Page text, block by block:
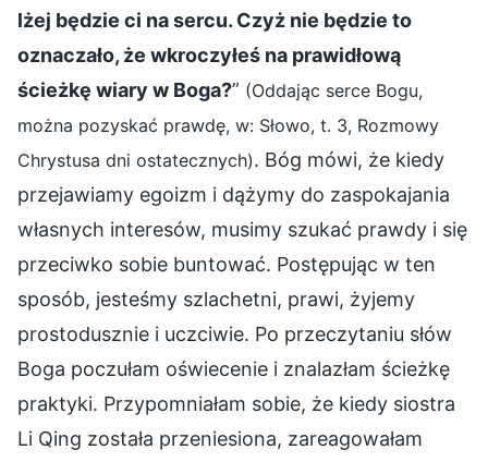
lżej będzie ci na sercu. Czyż nie będzie to
oznaczało, że wkroczyłeś na prawidłową
ścieżkę wiary w Boga?” (Oddając serce Bogu,
można pozyskać prawdę, w: Słowo, t. 3, Rozmowy
Chrystusa dni ostatecznych). Bóg mówi, że kiedy
przejawiamy egoizm i dążymy do zaspokajania
własnych interesów, musimy szukać prawdy i się
przeciwko sobie buntować. Postępując w ten
sposób, jesteśmy szlachetni, prawi, żyjemy
prostodusznie i uczciwie. Po przeczytaniu słów
Boga poczułam oświecenie i znalazłam ścieżkę
praktyki. Przypomniałam sobie, że kiedy siostra
Li Qing została przeniesiona, zareagowałam